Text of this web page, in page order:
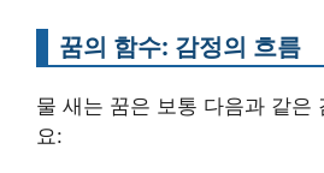
꿈의 함수: 감정의 흐름
물 새는 꿈은 보통 다음과 같은
요: